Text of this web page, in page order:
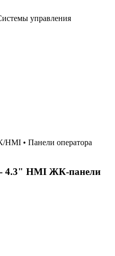
управления
HMI • Панели оператора
- 4.3" HMI ЖК-панели